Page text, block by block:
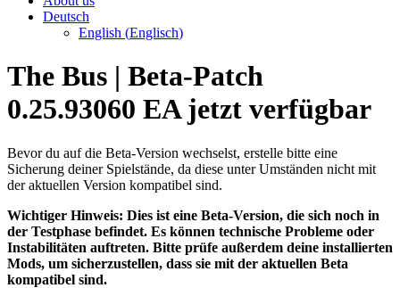
Deutsch
English (Englisch)
The Bus | Beta-Patch
0.25.93060 EA jetzt verfügbar
Bevor du auf die Beta-Version wechselst, erstelle bitte eine
Sicherung deiner Spielstände, da diese unter Umständen nicht mit
der aktuellen Version kompatibel sind.
Wichtiger Hinweis: Dies ist eine Beta-Version, die sich noch in
der Testphase befindet. Es können technische Probleme oder
Instabilitäten auftreten. Bitte prüfe außerdem deine installierten
Mods, um sicherzustellen, dass sie mit der aktuellen Beta
kompatibel sind.